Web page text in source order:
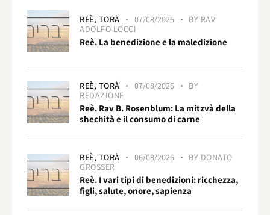
REÈ, TORÀ 07/08/2026 BY RAV
ADOLFO LOCCI
Reè. La benedizione e la maledizione
REÈ, TORÀ 07/08/2026
BY
REDAZIONE
Reè. Rav B. Rosenblum: La mitzvà della
shechità e il consumo di carne
REÈ, TORÀ 06/08/2026 BY DONATO
GROSSER
Reè. I vari tipi di benedizioni: ricchezza,
figli, salute, onore, sapienza